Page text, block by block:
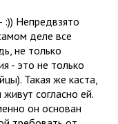
:)) Непредвзято
деле все
не только
- это не только
Такая же каста,
согласно ей.
он основан